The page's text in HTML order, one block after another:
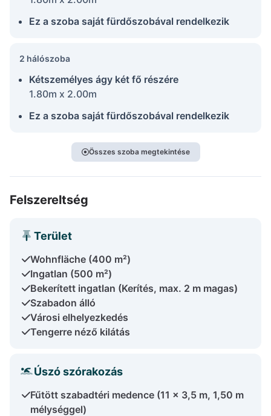
Ez a szoba saját fürdőszobával rendelkezik
2 hálószoba
Kétszemélyes ágy két fő részére
1.80m x 2.00m
Ez a szoba saját fürdőszobával rendelkezik
Összes szoba megtekintése
Felszereltség
Terület
Wohnfläche (400 m²)
Ingatlan (500 m²)
Bekerített ingatlan (Kerítés, max. 2 m magas)
Szabadon álló
Városi elhelyezkedés
Tengerre néző kilátás
Úszó szórakozás
Fűtött szabadtéri medence (11 x 3,5 m, 1,50 m
mélységgel)